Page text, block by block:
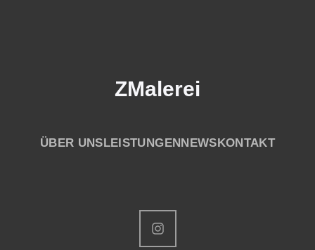
ZMalerei
ÜBER UNS LEISTUNGEN NEWS KONTAKT